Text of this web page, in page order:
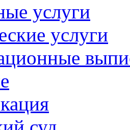
услуги
услуги